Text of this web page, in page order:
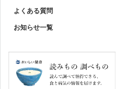
よくある質問
お知らせ一覧